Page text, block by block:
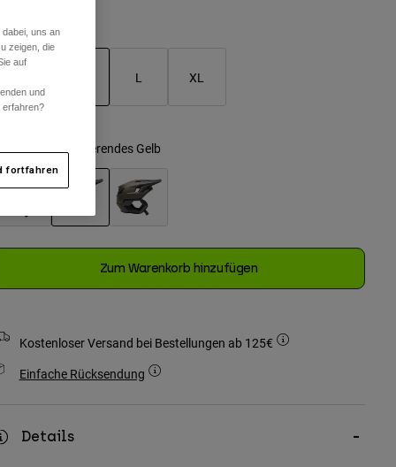
Größentabelle
L XL
-Fluoreszierendes Gelb
Zum Warenkorb hinzufügen
Kostenloser Versand bei Bestellungen ab 125€
Einfache Rücksendung
Details
uns an
zeigen, die
auf
und
erfahren?
fortfahren